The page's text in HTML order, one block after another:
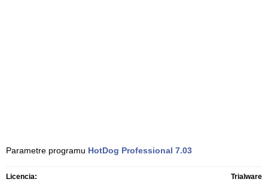
Parametre programu HotDog Professional 7.03
Licencia: Trialware